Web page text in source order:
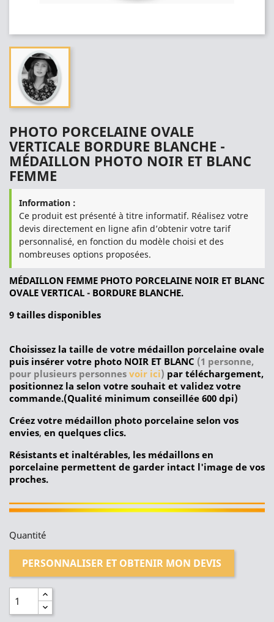
PHOTO PORCELAINE OVALE
VERTICALE BORDURE BLANCHE -
MÉDAILLON PHOTO NOIR ET BLANC
FEMME
Information :
Ce produit est présenté à titre informatif. Réalisez votre
devis directement en ligne afin d’obtenir votre tarif
personnalisé, en fonction du modèle choisi et des
nombreuses options proposées.
MÉDAILLON FEMME PHOTO PORCELAINE NOIR ET BLANC
OVALE VERTICAL - BORDURE BLANCHE.
9 tailles disponibles
Choisissez la taille de votre médaillon porcelaine ovale
puis insérer votre photo NOIR ET BLANC (1 personne,
pour plusieurs personnes voir ici) par téléchargement,
positionnez la selon votre souhait et validez votre
commande.(Qualité minimum conseillée 600 dpi)
Créez votre médaillon photo porcelaine selon vos
envies, en quelques clics.
Résistants et inaltérables, les médaillons en
porcelaine permettent de garder intact l'image de vos
proches.
Quantité
PERSONNALISER ET OBTENIR MON DEVIS